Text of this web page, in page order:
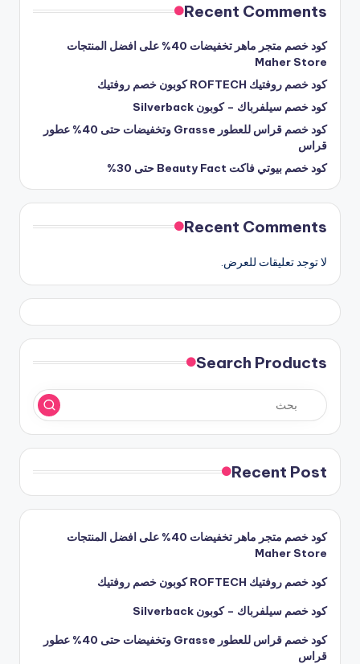
Recent Comments
كود خصم متجر ماهر تخفيضات 40% على افضل المنتجات
Maher Store
كود خصم روفتيك ROFTECH كوبون خصم روفتيك
كود خصم سيلفرباك – كوبون Silverback
كود خصم قراس للعطور Grasse وتخفيضات حتى 40% عطور
قراس
كود خصم بيوتي فاكت Beauty Fact حتى 30%
Recent Comments
لا توجد تعليقات للعرض.
Search Products
Recent Post
كود خصم متجر ماهر تخفيضات 40% على افضل المنتجات
Maher Store
كود خصم روفتيك ROFTECH كوبون خصم روفتيك
كود خصم سيلفرباك – كوبون Silverback
كود خصم قراس للعطور Grasse وتخفيضات حتى 40% عطور
قراس